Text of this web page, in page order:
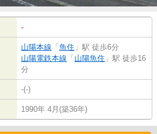
-
山陽本線 「 魚住 」駅 徒歩6分
山陽電鉄本線 「 山陽魚住 」駅 徒歩16
分
-(-)
1990年 4月(築36年)